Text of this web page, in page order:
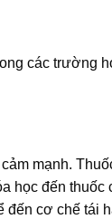
các trường
mạnh.
học đến thuốc
cơ chế tái